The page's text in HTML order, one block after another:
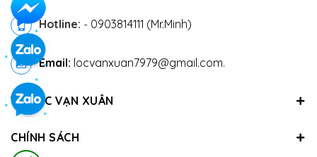
Hotline: - 0903814111 (Mr.Minh)
Email: locvanxuan7979@gmail.com.
VỀ LỘC VẠN XUÂN
CHÍNH SÁCH